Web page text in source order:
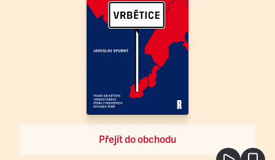
Přejít do obchodu